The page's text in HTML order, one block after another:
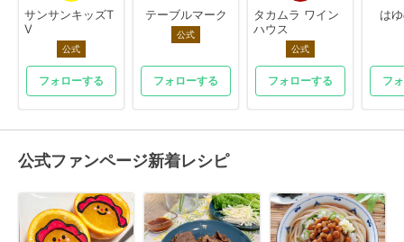
サンサンキッズT
V
公式
フォローする
テーブルマーク
公式
フォローする
タカムラ ワイン
ハウス
公式
フォローする
は
フ
公式ファンページ新着レシピ